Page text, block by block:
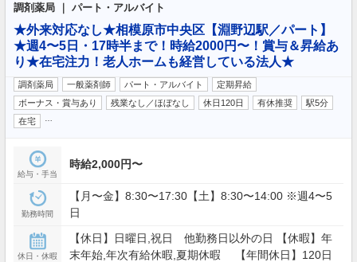
調剤薬局 ｜ パート・アルバイト
★外来対応なし★相模原市中央区【淵野辺駅／パート】
★週4〜5日・17時半まで！時給2000円〜！賞与＆昇給あ
り★在宅注力！老人ホームも経営している法人★
調剤薬局 一般薬剤師 パート・アルバイト
定期昇給
ボーナス・賞与あり
残業なし／ほぼなし 休日120日 有休推奨
駅5分
在宅
給与・手当
時給2,000円〜
勤務時間
【月〜金】8:30〜17:30【土】8:30〜14:00 ※週4〜5
日
休日・休暇
【休日】日曜日,祝日 他勤務日以外の日 【休暇】年
末年始,年次有給休暇,夏期休暇 【年間休日】120日